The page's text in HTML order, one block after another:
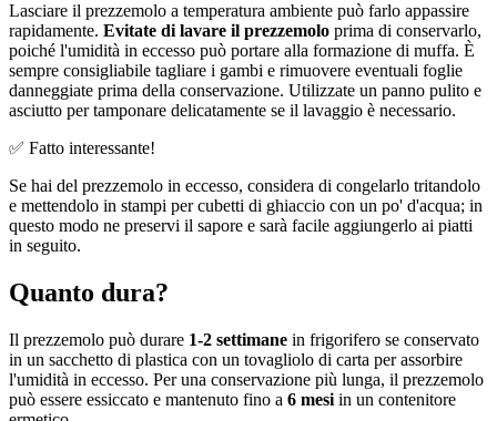
Lasciare il prezzemolo a temperatura ambiente può farlo appassire
rapidamente. Evitate di lavare il prezzemolo prima di conservarlo,
poiché l'umidità in eccesso può portare alla formazione di muffa. È
sempre consigliabile tagliare i gambi e rimuovere eventuali foglie
danneggiate prima della conservazione. Utilizzate un panno pulito e
asciutto per tamponare delicatamente se il lavaggio è necessario.
✅ Fatto interessante!
Se hai del prezzemolo in eccesso, considera di congelarlo tritandolo
e mettendolo in stampi per cubetti di ghiaccio con un po' d'acqua; in
questo modo ne preservi il sapore e sarà facile aggiungerlo ai piatti
in seguito.
Quanto dura?
Il prezzemolo può durare 1-2 settimane in frigorifero se conservato
in un sacchetto di plastica con un tovagliolo di carta per assorbire
l'umidità in eccesso. Per una conservazione più lunga, il prezzemolo
può essere essiccato e mantenuto fino a 6 mesi in un contenitore